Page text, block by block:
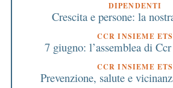
DIPENDENTI
Crescita e persone: la
CCR INSIEME ETS
7 giugno: l’assemblea di
CCR INSIEME ETS
Prevenzione, salute e